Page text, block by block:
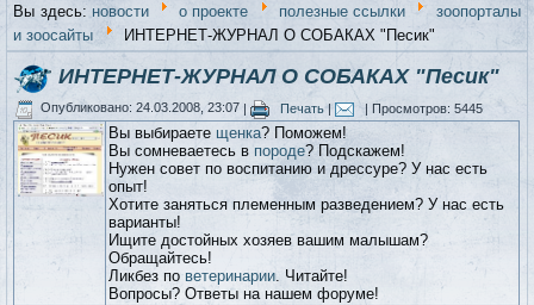
Вы здесь: новости о проекте полезные ссылки
зоопорталы
и зоосайты
ИНТЕРНЕТ-ЖУРНАЛ О СОБАКАХ "Песик"
ИНТЕРНЕТ-ЖУРНАЛ О СОБАКАХ "Песик"
Опубликовано: 24.03.2008, 23:07 | Печать| | Просмотров: 5445
Вы выбираете щенка? Поможем!
Вы сомневаетесь в породе? Подскажем!
Нужен совет по воспитанию и дрессуре? У нас есть
опыт!
Хотите заняться племенным разведением? У нас есть
варианты!
Ищите достойных хозяев вашим малышам?
Обращайтесь!
Ликбез по ветеринарии . Читайте!
Вопросы? Ответы на нашем форуме!